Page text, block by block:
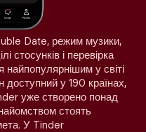
Date, режим музики,
стосунків і перевірка
у світі
доступний у 190 країнах,
уже створено понад
стоять
У Tinder